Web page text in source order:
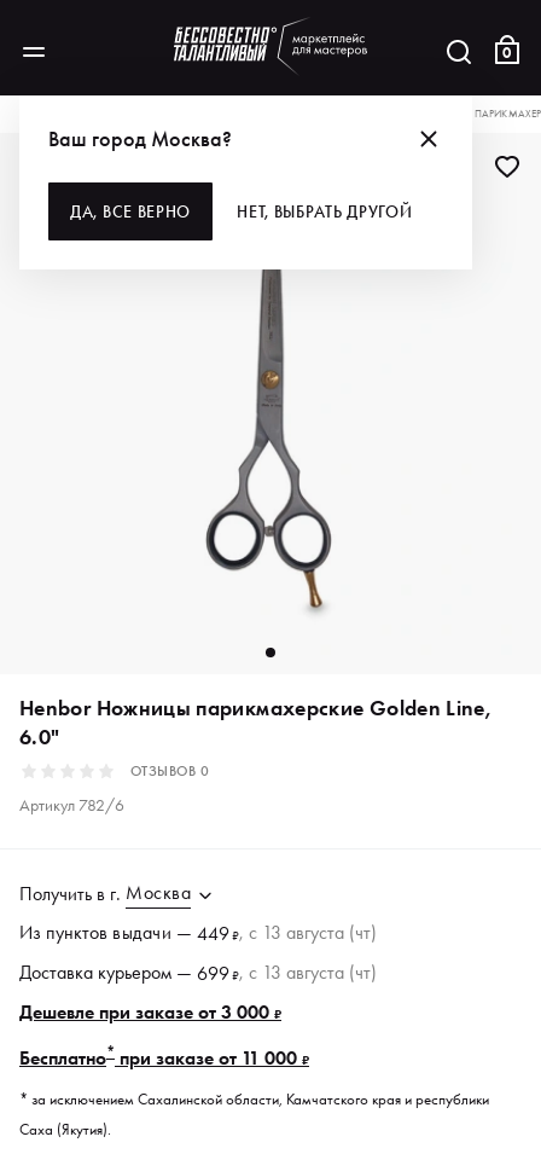
0
Ваш город Москва?
ДА, ВСЕ ВЕРНО НЕТ, ВЫБРАТЬ ДРУГОЙ
HENBOR НОЖНИЦЫ
Henbor Ножницы парикмахерские Golden Line,
6.0"
ОТЗЫВОВ 0
Артикул 782/6
Получить в г. Москва
Из пунктов выдачи — 449₽, c 13 августа (чт)
Доставка курьером — 699₽, c 13 августа (чт)
Дешевле при заказе от 3 000 ₽
Бесплатно* при заказе от 11 000 ₽
* за исключением Сахалинской области, Камчатского края и республики
Саха (Якутия).